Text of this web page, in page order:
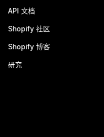
API 文档
Shopify 社区
Shopify 博客
研究